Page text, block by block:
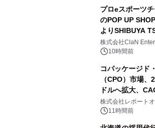
プロeスポーツチ
のPOP UP
よりSHIBUYA
開催決定！！
株式会社ClaN
10時間前
コパッケージド
（CPO）市場
ドルへ拡大、
センター・高速
速
株式会社レポート
11時間前